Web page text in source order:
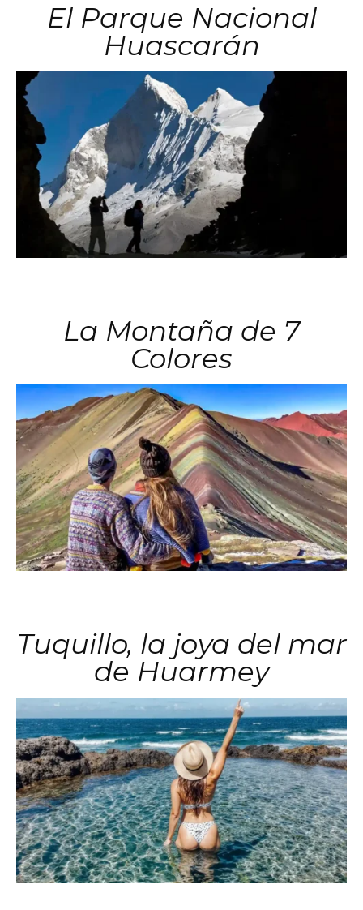
El Parque Nacional
Huascarán
La Montaña de 7
Colores
Tuquillo, la joya del mar
de Huarmey